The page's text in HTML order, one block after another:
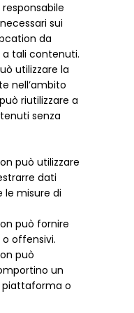
sui
da
a tali contenuti.
utilizzare la
nell’ambito
riutilizzare a
senza
può utilizzare
dati
le misure di
può fornire
offensivi.
può
un
piattaforma o